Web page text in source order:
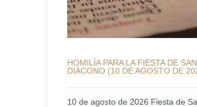
HOMILÍA PARA LA FIESTA DE
DIÁCONO (10 DE AGOSTO DE
10 de agosto de 2026 Fiesta de